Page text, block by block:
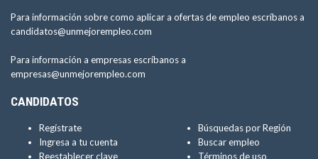
Para información sobre como aplicar a ofertas de empleo escríbanos a
candidatos@unmejorempleo.com
Para información a empresas escríbanos a
empresas@unmejorempleo.com
CANDIDATOS
Regístrate
Ingresa a tu cuenta
Reestablecer clave
Búsquedas por Región
Buscar empleo
Términos de uso